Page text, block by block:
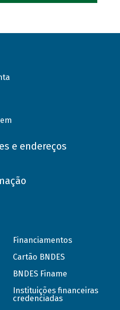
e endereços
Financiamentos
Cartão BNDES
BNDES Finame
Instituições financeiras
credenciadas